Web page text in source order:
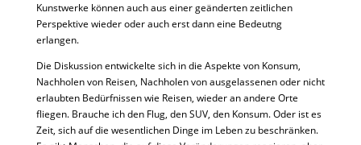
Kunstwerke können auch aus einer geänderten zeitlichen
Perspektive wieder oder auch erst dann eine Bedeutng
erlangen.
Die Diskussion entwickelte sich in die Aspekte von Konsum,
Nachholen von Reisen, Nachholen von ausgelassenen oder nicht
erlaubten Bedürfnissen wie Reisen, wieder an andere Orte
fliegen. Brauche ich den Flug, den SUV, den Konsum. Oder ist es
Zeit, sich auf die wesentlichen Dinge im Leben zu beschränken.